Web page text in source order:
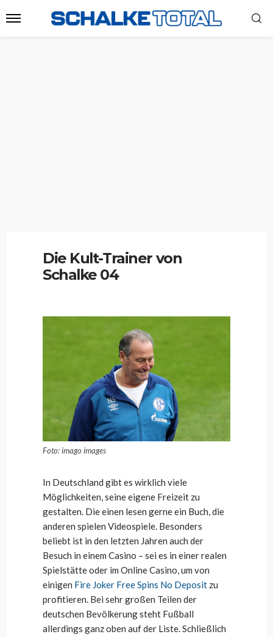
Die Kult-Trainer von
Schalke 04
Foto: imago images
In Deutschland gibt es wirklich viele
Möglichkeiten, seine eigene Freizeit zu
gestalten. Die einen lesen gerne ein Buch, die
anderen spielen Videospiele. Besonders
beliebt ist in den letzten Jahren auch der
Besuch in einem Casino – sei es in einer realen
Spielstätte oder im Online Casino, um von
einigen Fire Joker Free Spins No Deposit zu
profitieren. Bei sehr großen Teilen der
deutschen Bevölkerung steht Fußball
allerdings ganz oben auf der Liste. Schließlich